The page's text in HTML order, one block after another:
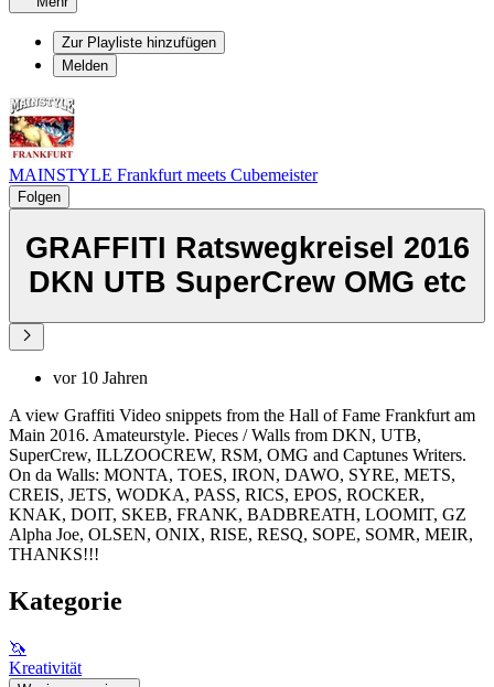
Zur Playliste hinzufügen
Melden
MAINSTYLE Frankfurt meets Cubemeister
Folgen
GRAFFITI Ratswegkreisel 2016
DKN UTB SuperCrew OMG etc
vor 10 Jahren
A view Graffiti Video snippets from the Hall of Fame Frankfurt am
Main 2016. Amateurstyle. Pieces / Walls from DKN, UTB,
SuperCrew, ILLZOOCREW, RSM, OMG and Captunes Writers.
On da Walls: MONTA, TOES, IRON, DAWO, SYRE, METS,
CREIS, JETS, WODKA, PASS, RICS, EPOS, ROCKER,
KNAK, DOIT, SKEB, FRANK, BADBREATH, LOOMIT, GZ
Alpha Joe, OLSEN, ONIX, RISE, RESQ, SOPE, SOMR, MEIR,
THANKS!!!
Kategorie
🦄
Kreativität